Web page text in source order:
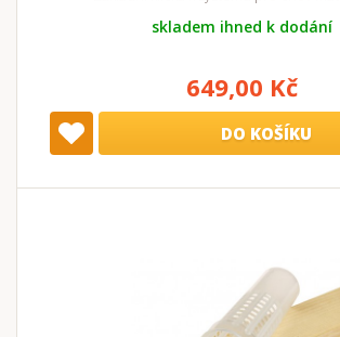
skladem ihned k dodání
649,00 Kč
DO KOŠÍKU